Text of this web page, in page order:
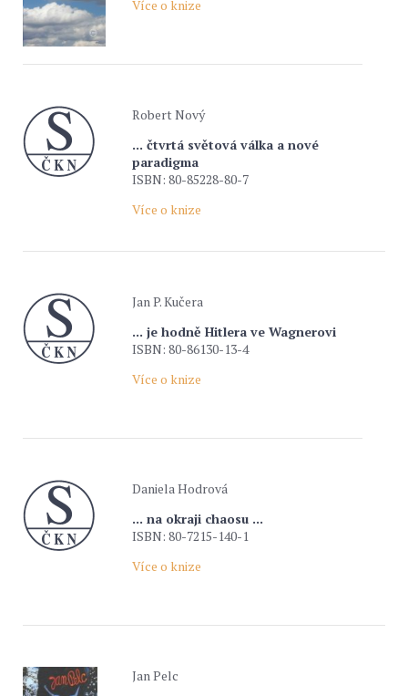
Více o knize
Robert Nový
... čtvrtá světová válka a nové
paradigma
ISBN: 80-85228-80-7
Více o knize
Jan P. Kučera
... je hodně Hitlera ve Wagnerovi
ISBN: 80-86130-13-4
Více o knize
Daniela Hodrová
... na okraji chaosu ...
ISBN: 80-7215-140-1
Více o knize
Jan Pelc